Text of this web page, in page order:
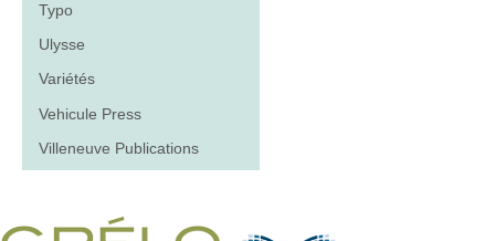
Typo
Ulysse
Variétés
Vehicule Press
Villeneuve Publications